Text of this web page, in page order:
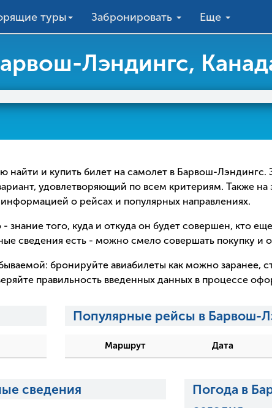
туры Забронировать Еще
Лэндингс,
найти и купить билет на самолет в Барвош-
удовлетворяющий по всем критериям. Также
о рейсах и популярных направлениях.
того, куда и откуда он будет совершен, кто
сведения есть - можно смело совершать покупку и
бронируйте авиабилеты как можно заранее,
правильность введенных данных в процессе
Популярные рейсы в Барвош-
Маршрут Дата
сведения
Погода в